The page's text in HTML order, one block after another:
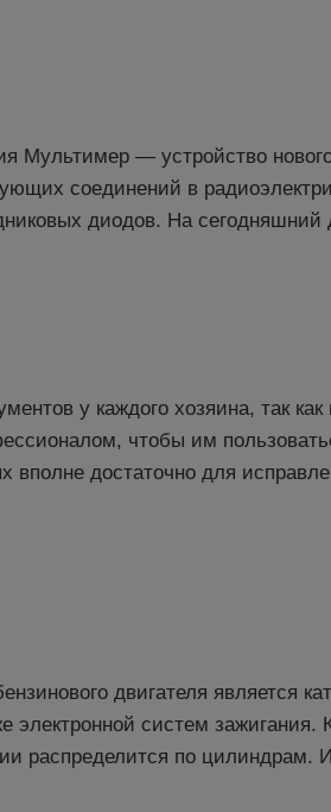
Мультимер — устройство
соединений в
диодов. На сегодняшний
у каждого хозяина, так как
чтобы им
достаточно для
двигателя является
электронной систем
распределится по цилиндрам.